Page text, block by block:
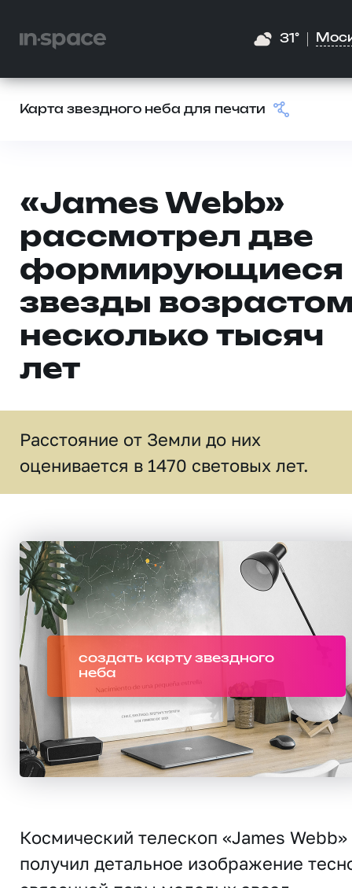
31°
Карта звездного неба для печати
«James Webb»
рассмотрел две
формирующиеся
звезды
несколько тысяч
лет
Расстояние от Земли до них
оценивается в 1470 световых лет.
создать карту звездного
неба
Космический телескоп «James Webb»
получил детальное изображение